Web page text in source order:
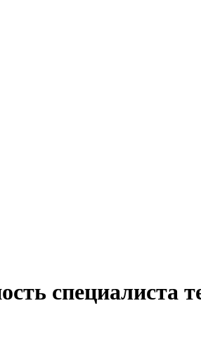
специалиста